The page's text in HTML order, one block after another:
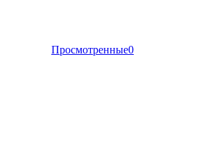
Просмотренные0